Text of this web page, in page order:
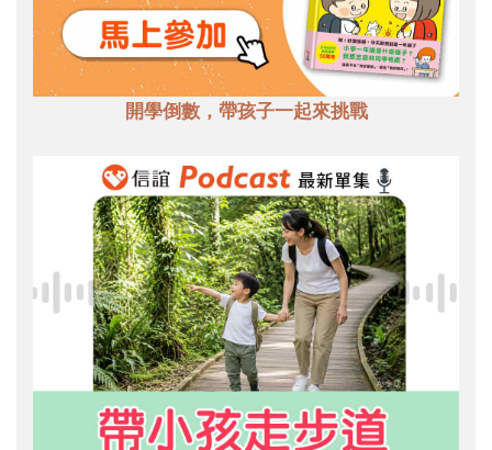
開學倒數，帶孩子一起來挑戰